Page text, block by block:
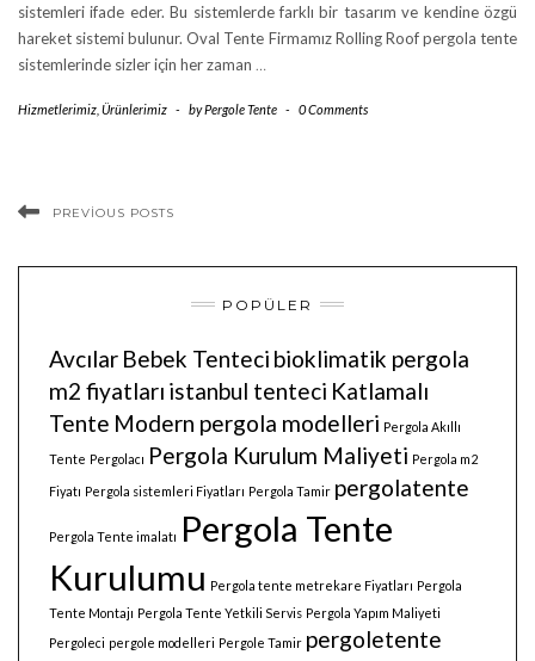
sistemleri ifade eder. Bu sistemlerde farklı bir tasarım ve kendine özgü
hareket sistemi bulunur. Oval Tente Firmamız Rolling Roof pergola tente
sistemlerinde sizler için her zaman …
Hizmetlerimiz Ürünlerimiz - byPergole Tente - 0 Comments
PREVIOUS POSTS
POPÜLER
Avcılar Bebek Tenteci bioklimatik pergola
m2 fiyatları istanbul tenteci Katlamalı
Tente Modern pergola modelleri Pergola Akıllı
Tente Pergolacı Pergola Kurulum Maliyeti Pergola m2
Fiyatı Pergola sistemleri Fiyatları Pergola Tamir pergolatente
Pergola Tente imalatı Pergola Tente
Kurulumu Pergola tente metrekare Fiyatları Pergola
Tente Montajı Pergola Tente Yetkili Servis Pergola Yapım Maliyeti
Pergoleci pergole modelleri Pergole Tamir pergoletente